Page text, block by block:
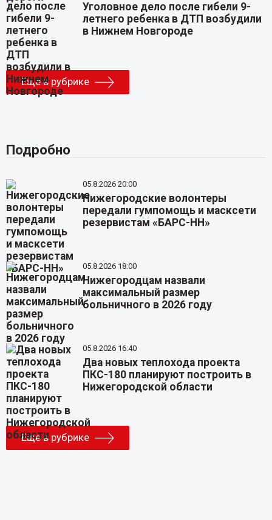
Уголовное дело после гибели 9-
летнего ребенка в ДТП возбудили
в Нижнем Новгороде
Еще в рубрике
Подробно
05.8.2026 20:00
Нижегородские волонтеры
передали гумпомощь и масксети
резервистам «БАРС-НН»
05.8.2026 18:00
Нижегородцам назвали
максимальный размер
больничного в 2026 году
05.8.2026 16:40
Два новых теплохода проекта
ПКС-180 планируют построить в
Нижегородской области
Еще в рубрике